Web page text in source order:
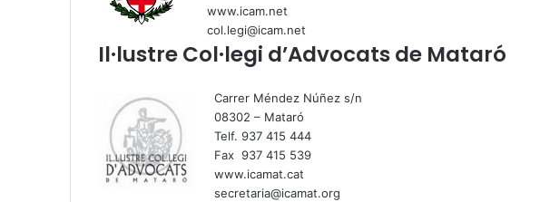
www.icam.net
col.legi@icam.net
Il·lustre Col·legi d’Advocats de Mataró
Carrer Méndez Núñez s/n
08302 – Mataró
Telf. 937 415 444
Fax 937 415 539
www.icamat.cat
secretaria@icamat.org